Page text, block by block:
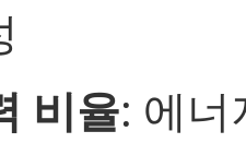
비율: 에